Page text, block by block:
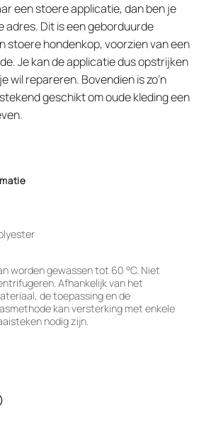
een stoere applicatie, dan ben je
adres. Dit is een geborduurde
stoere hondenkop, voorzien van een
Je kan de applicatie dus opstrijken
wil repareren. Bovendien is zo’n
geschikt om oude kleding een
worden gewassen tot 60 °C. Niet
Afhankelijk van het
de toepassing en de
kan versterking met enkele
nodig zijn.